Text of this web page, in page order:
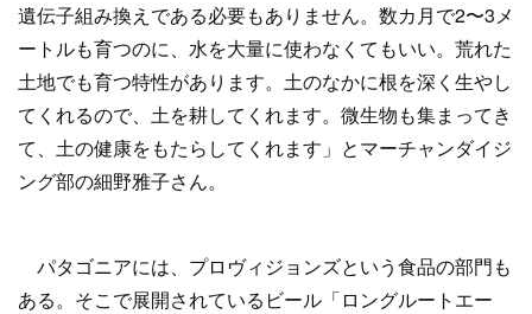
遺伝子組み換えである必要もありません。数カ月で2〜3メ
ートルも育つのに、水を大量に使わなくてもいい。荒れた
土地でも育つ特性があります。土のなかに根を深く生やし
てくれるので、土を耕してくれます。微生物も集まってき
て、土の健康をもたらしてくれます」とマーチャンダイジ
ング部の細野雅子さん。
パタゴニアには、プロヴィジョンズという食品の部門も
ある。そこで展開されているビール「ロングルートエー